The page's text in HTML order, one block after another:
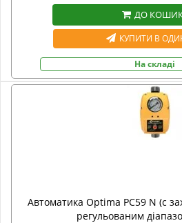
ДО
КУПИТИ В
На складі
Автоматика Optima PC59 N (c
регульованим